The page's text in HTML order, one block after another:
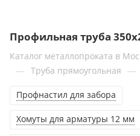
Профильная труба
Каталог металлопроката в
— Труба прямоугольная —
Профнастил для забора
Хомуты для арматуры 12 мм